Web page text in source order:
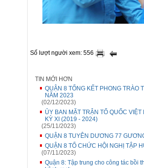
Số lượt người xem: 556
TIN MỚI HƠN
QUẬN 8 TỔNG KẾT PHONG TRÀO
NĂM 2023
(02/12/2023)
ỦY BAN MẶT TRẬN TỔ QUỐC
KỲ XI (2019 - 2024)
(25/11/2023)
QUẬN 8 TUYÊN DƯƠNG 77
QUẬN 8 TỔ CHỨC HỘI NGHỊ TẬP
(07/11/2023)
Quận 8: Tập trung cho công tác bồi